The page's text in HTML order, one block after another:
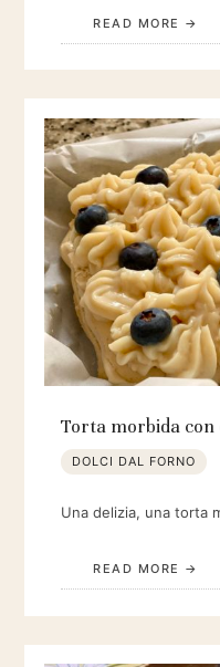
READ MORE
Torta morbida
DOLCI DAL FORNO
Una delizia, una torta
READ MORE